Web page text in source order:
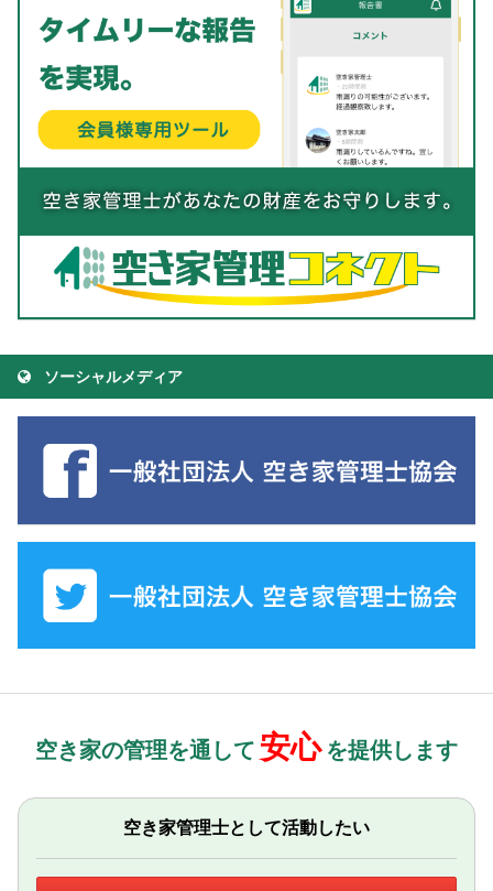
ソーシャルメディア
空き家の管理を通して 安心 を提供します
空き家管理士として活動したい